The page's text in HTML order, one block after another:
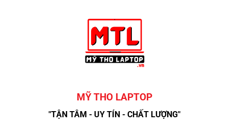
MỸ THO LAPTOP
"TẬN TÂM - UY TÍN - CHẤT LƯỢNG"